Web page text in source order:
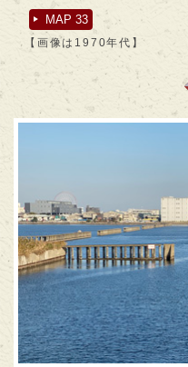
MAP 33
【画像は1970年代】